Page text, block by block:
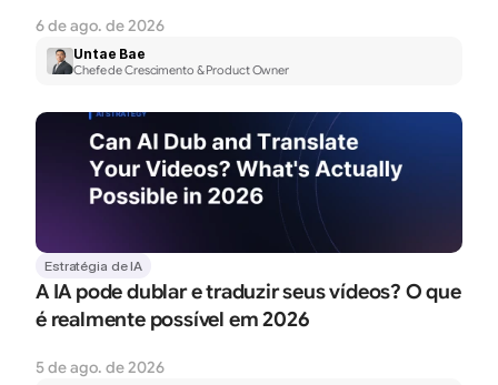
6 de ago. de 2026
Untae Bae
Chefe de Crescimento & Product Owner
Estratégia de IA
A IA pode dublar e traduzir seus vídeos? O que
é realmente possível em 2026
5 de ago. de 2026